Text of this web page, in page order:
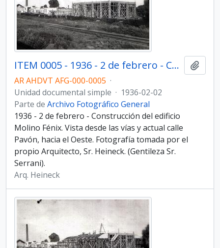
ITEM 0005 - 1936 - 2 de febrero - Construcción del edificio Molino Fénix.
AR AHDVT AFG-000-0005 ·
Unidad documental simple · 1936-02-02
Parte de Archivo Fotográfico General
1936 - 2 de febrero - Construcción del edificio
Molino Fénix. Vista desde las vías y actual calle
Pavón, hacia el Oeste. Fotografía tomada por el
propio Arquitecto, Sr. Heineck. (Gentileza Sr.
Serrani).
Arq. Heineck